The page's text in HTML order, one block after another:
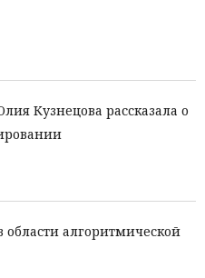
Кузнецова рассказала о
алгоритмической